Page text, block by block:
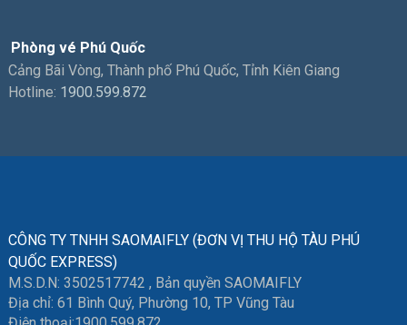
Phòng vé Phú Quốc
Cảng Bãi Vòng, Thành phố Phú Quốc, Tỉnh Kiên Giang
Hotline: 1900.599.872
CÔNG TY TNHH SAOMAIFLY (ĐƠN VỊ THU HỘ TÀU PHÚ
QUỐC EXPRESS)
M.S.D.N: 3502517742 , Bản quyền SAOMAIFLY
Địa chỉ: 61 Bình Quý, Phường 10, TP Vũng Tàu